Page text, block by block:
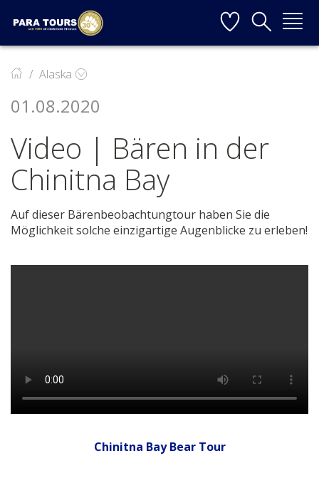
Startseite
Weiter zur Hauptnavigation
Weiter zum Inhalt
Weiter zur Kontaktseite
Alaska
01.08.2020
Video | Bären in der
Chinitna Bay
Auf dieser Bärenbeobachtungtour haben Sie die
Möglichkeit solche einzigartige Augenblicke zu erleben!
Chinitna Bay Bear Tour